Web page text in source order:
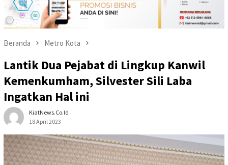
Beranda Metro Kota
Lantik Dua Pejabat di Lingkup Kanwil
Kemenkumham, Silvester Sili Laba
Ingatkan Hal ini
KiatNews.co.id
18 April 2023